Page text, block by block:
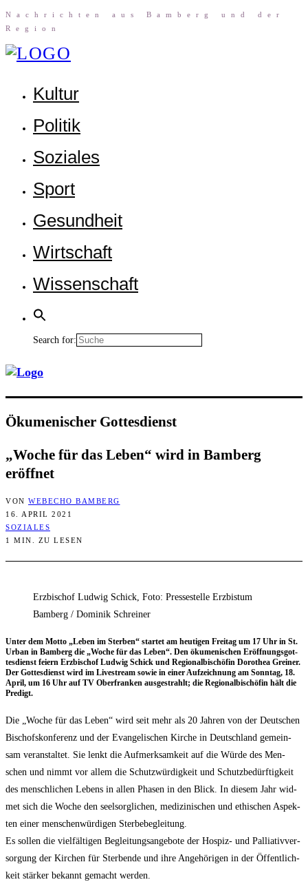
Nach­rich­ten aus Bam­berg und der
Region
Kul­tur
Poli­tik
Sozia­les
Sport
Gesund­heit
Wirt­schaft
Wis­sen­schaft
Search for:
Öku­me­ni­scher Gottesdienst
„Woche für das Leben“ wird in Bam­berg
eröffnet
VON WEBECHO BAMBERG
16. APRIL 2021
SOZIALES
1 MIN. ZU LESEN
Erzbischof Ludwig Schick, Foto: Pressestelle Erzbistum
Bamberg / Dominik Schreiner
Unter dem Mot­to „Leben im Ster­ben“ star­tet am heu­ti­gen Frei­tag um 17 Uhr in St.
Urban in Bam­berg die „Woche für das Leben“. Den öku­me­ni­schen Eröff­nungs­got­
tes­dienst fei­ern Erz­bi­schof Lud­wig Schick und Regio­nal­bi­schö­fin Doro­thea Grei­ner.
Der Got­tes­dienst wird im Live­stream sowie in einer Auf­zeich­nung am Sonn­tag, 18.
April, um 16 Uhr auf TV Ober­fran­ken aus­ge­strahlt; die Regio­nal­bi­schö­fin hält die
Predigt.
Die „Woche für das Leben“ wird seit mehr als 20 Jah­ren von der Deut­schen
Bischofs­kon­fe­renz und der Evan­ge­li­schen Kir­che in Deutsch­land gemein­
sam ver­an­stal­tet. Sie lenkt die Auf­merk­sam­keit auf die Wür­de des Men­
schen und nimmt vor allem die Schutz­wür­dig­keit und Schutz­be­dürf­tig­keit
des mensch­li­chen Lebens in allen Pha­sen in den Blick. In die­sem Jahr wid­
met sich die Woche den seel­sorg­li­chen, medi­zi­ni­schen und ethi­schen Aspek­
ten einer men­schen­wür­di­gen Ster­be­be­glei­tung.
Es sol­len die viel­fäl­ti­gen Beglei­tungs­an­ge­bo­te der Hos­piz- und Pal­lia­tiv­ver­
sor­gung der Kir­chen für Ster­ben­de und ihre Ange­hö­ri­gen in der Öffent­lich­
keit stär­ker bekannt gemacht werden.